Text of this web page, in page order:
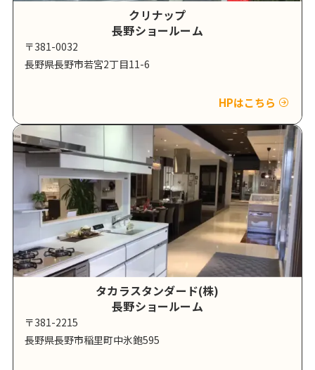
クリナップ
長野ショールーム
〒381-0032
長野県長野市若宮2丁目11-6
HPはこちら
タカラスタンダード(株)
長野ショールーム
〒381-2215
長野県長野市稲里町中氷鉋595